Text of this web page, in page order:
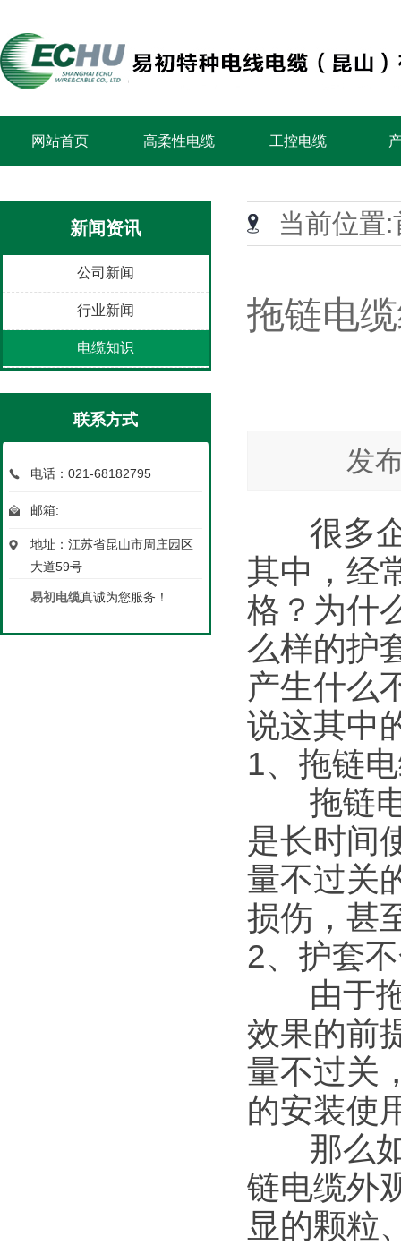
网站首页 高柔性电缆 工控电缆
新闻资讯
公司新闻
行业新闻
电缆知识
联系方式
电话：021-68182795
邮箱:
地址：江苏省昆山市周庄园区
大道59号
易初电缆真诚为您服务！
当前位置:
拖链电
发
很多企
其中，经
格？为什
么样的护
产生什么
说这其中
1、拖链
拖链电
是长时间
量不过关
损伤，甚
2、护套
由于拖
效果的前
量不过关
的安装使
那么如
链电缆外
显的颗粒